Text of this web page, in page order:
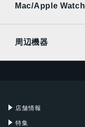
Ymobile
UQmobile
Mac/Apple Watch
周辺機器
店舗情報
特集